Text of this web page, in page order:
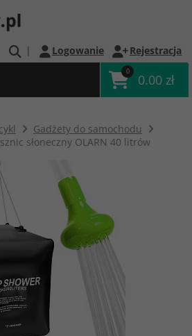
| Logowanie Rejestracja
0
0.00 zł
Gadżety do samochodu
słoneczny OLARN 40 litrów